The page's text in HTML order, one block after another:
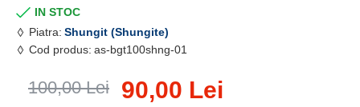
IN STOC
Piatra: Shungit (Shungite)
Cod produs: as-bgt100shng-01
90,00 Lei
100,00 Lei